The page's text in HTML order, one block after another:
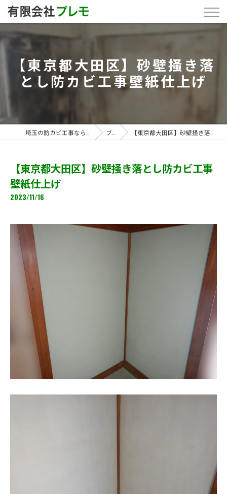
【東京都大田区】砂壁掻き落
とし防カビ工事壁紙仕上げ
ブログ 【東京都大田区】砂壁掻き落とし防カビ工事壁紙仕上げ
【東京都大田区】砂壁掻き落とし防カビ工事
壁紙仕上げ
2023/11/16